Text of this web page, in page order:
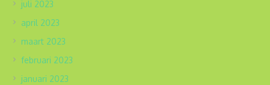
juli 2023
april 2023
maart 2023
februari 2023
januari 2023